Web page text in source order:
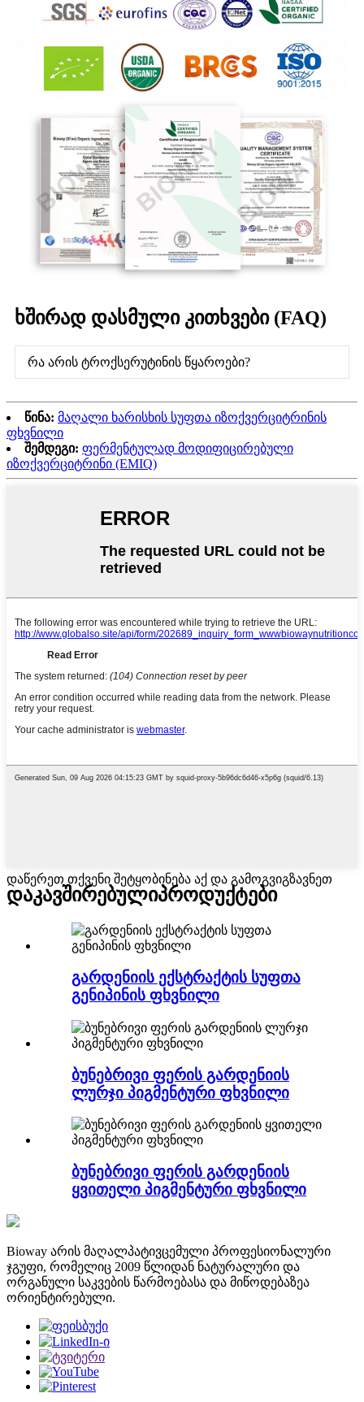
ხშირად დასმული კითხვები (FAQ)
რა არის ტროქსერუტინის წყაროები?
წინა: მაღალი ხარისხის სუფთა იზოქვერციტრინის
ფხვნილი
შემდეგი: ფერმენტულად მოდიფიცირებული
იზოქვერციტრინი (EMIQ)
დაწერეთ თქვენი შეტყობინება აქ და გამოგვიგზავნეთ
დაკავშირებულიპროდუქტები
გარდენიის ექსტრაქტის სუფთა
გენიპინის ფხვნილი
ბუნებრივი ფერის გარდენიის
ლურჯი პიგმენტური ფხვნილი
ბუნებრივი ფერის გარდენიის
ყვითელი პიგმენტური ფხვნილი
Bioway არის მაღალპატივცემული პროფესიონალური
ჯგუფი, რომელიც 2009 წლიდან ნატურალური და
ორგანული საკვების წარმოებასა და მიწოდებაზეა
ორიენტირებული.